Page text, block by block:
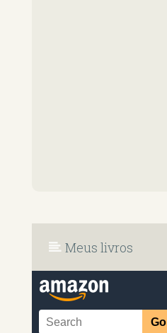
Meus livros